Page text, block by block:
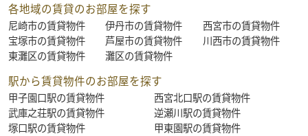
各地域の賃貸のお部屋を探す
尼崎市の賃貸物件 伊丹市の賃貸物件
西宮市の賃貸物件
宝塚市の賃貸物件
芦屋市の賃貸物件
川西市の賃貸物件
東灘区の賃貸物件
灘区の賃貸物件
駅から賃貸物件のお部屋を探す
甲子園口駅の賃貸物件
西宮北口駅の賃貸物件
武庫之荘駅の賃貸物件
逆瀬川駅の賃貸物件
塚口駅の賃貸物件
甲東園駅の賃貸物件